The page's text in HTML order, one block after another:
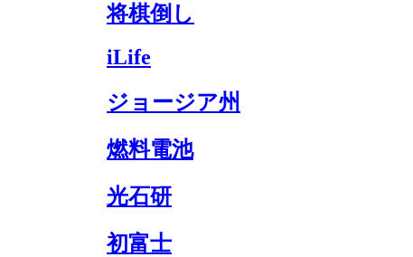
将棋倒し
iLife
ジョージア州
燃料電池
光石研
初富士